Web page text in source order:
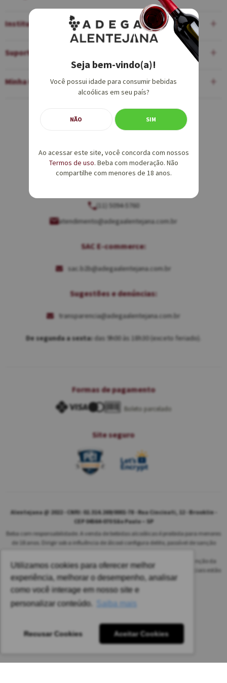
Utilizamos cookies para oferecer melhor
experiência, melhorar o desempenho, analisar
como você interage em nosso site e
personalizar conteúdo.
Saiba mais
Recusar Cookies Aceitar Cookies
Institucional
Suporte
Minha Conta
Equipe de Vendas:
vendas@adegaalentejana.com.br
(11) 5094-5760
atendimento@adegaalentejana.com.br
SAC E-commerce:
sac.b2b@adegaalentejana.com.br
Sugestões e denúncias:
transparencia@adegaalentejana.com.br
De segunda a sexta: das 9h00 às 18h30 (exceto feriado).
Formas de pagamento
Boleto parcelado
Site seguro
Alentejana @ 2022 - CNPJ: 02.314.269/0001-78 - Rua Cincinati, 12 - Brooklin -
CEP 04564-070 São Paulo – SP
Beba com responsabilidade. A venda de bebidas alcoólicas é proibida para menores
de 18 anos. Dirigir sob a influência de álcool configura delito, passível de sanção
As safras dos vinhos poderão ser diferentes das informadas no site em função da
disponibilidade do nosso estoque. Alteração de preços e condições comerciais estão
sujeitas a alteração sem aviso prévio.
Pedido mínimo: R$ 1.650,00 para todas as regiões.
Imagens meramente ilustrativas.
Seja bem-vindo(a)!
Você possui idade para consumir bebidas
alcoólicas em seu país?
NÃO SIM
Ao acessar este site, você concorda com nossos
Termos de uso. Beba com moderação. Não
compartilhe com menores de 18 anos.